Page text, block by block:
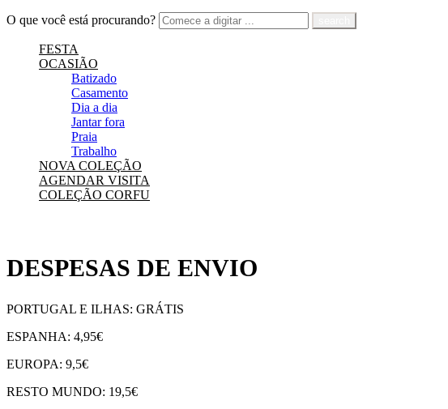
O que você está procurando?
FESTA
OCASIÃO
Batizado
Casamento
Dia a dia
Jantar fora
Praia
Trabalho
NOVA COLEÇÃO
AGENDAR VISITA
COLEÇÃO CORFU
DESPESAS DE ENVIO
PORTUGAL E ILHAS: GRÁTIS
ESPANHA: 4,95€
EUROPA: 9,5€
RESTO MUNDO: 19,5€